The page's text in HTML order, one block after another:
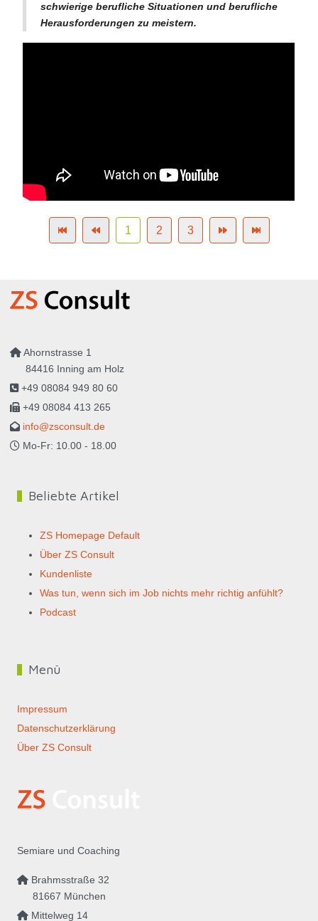
schwierige berufliche Situationen und berufliche
Herausforderungen zu meistern.
1 2 3
Ahornstrasse 1
84416 Inning am Holz
+49 08084 949 80 60
+49 08084 413 265
info@zsconsult.de
Mo-Fr: 10.00 - 18.00
Beliebte Artikel
ZS Homepage Default
Über ZS Consult
Kundenliste
Was tun, wenn sich im Job nichts mehr richtig anfühlt?
Podcast
Menü
Impressum
Datenschutzerklärung
Über ZS Consult
Semiare und Coaching
Brahmsstraße 32
81667 München
Mittelweg 14